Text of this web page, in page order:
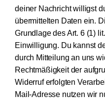
deiner Nachricht willigst
übermittelten Daten ein.
Grundlage des Art. 6 (1)
Einwilligung. Du kannst
durch Mitteilung an uns
Rechtmäßigkeit der
Widerruf erfolgten
Mail-Adresse nutzen wir